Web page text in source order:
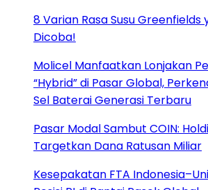
8 Varian Rasa Susu Greenfields
Dicoba!
Molicel Manfaatkan Lonjakan
“Hybrid” di Pasar Global,
Sel Baterai Generasi Terbaru
Pasar Modal Sambut COIN:
Targetkan Dana Ratusan Miliar
Kesepakatan FTA